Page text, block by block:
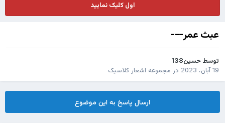
اول کلیک نمایید
عبث عمر---
توسط حسین138
19 آبان، 2023
در مجموعه اشعار کلاسیک
ارسال پاسخ به این موضوع